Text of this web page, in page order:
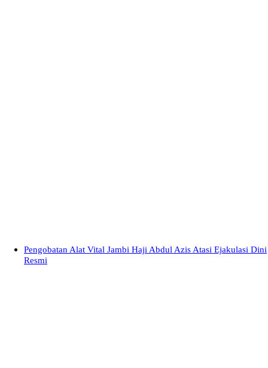
Pengobatan Alat Vital Jambi Haji Abdul Azis Atasi Ejakulasi Dini
Resmi